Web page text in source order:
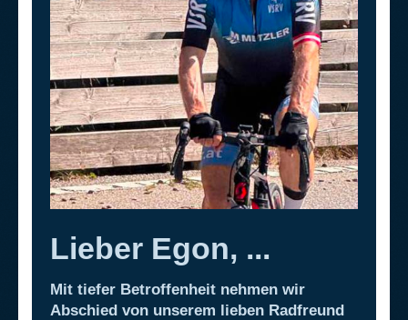
Lieber Egon, ...
Mit tiefer Betroffenheit nehmen wir
Abschied von unserem lieben Radfreund